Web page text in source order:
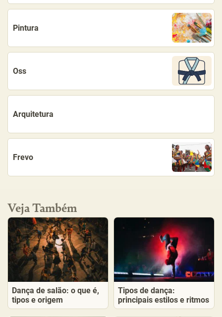
Pintura
Oss
Arquitetura
Frevo
Veja Também
Dança de salão: o que é,
tipos e origem
Tipos de dança:
principais estilos e ritmos